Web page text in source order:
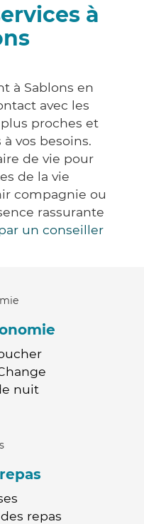
à
à Sablons en
avec les
proches et
vos besoins.
de vie pour
de la vie
compagnie ou
rassurante
un conseiller
nuit
repas